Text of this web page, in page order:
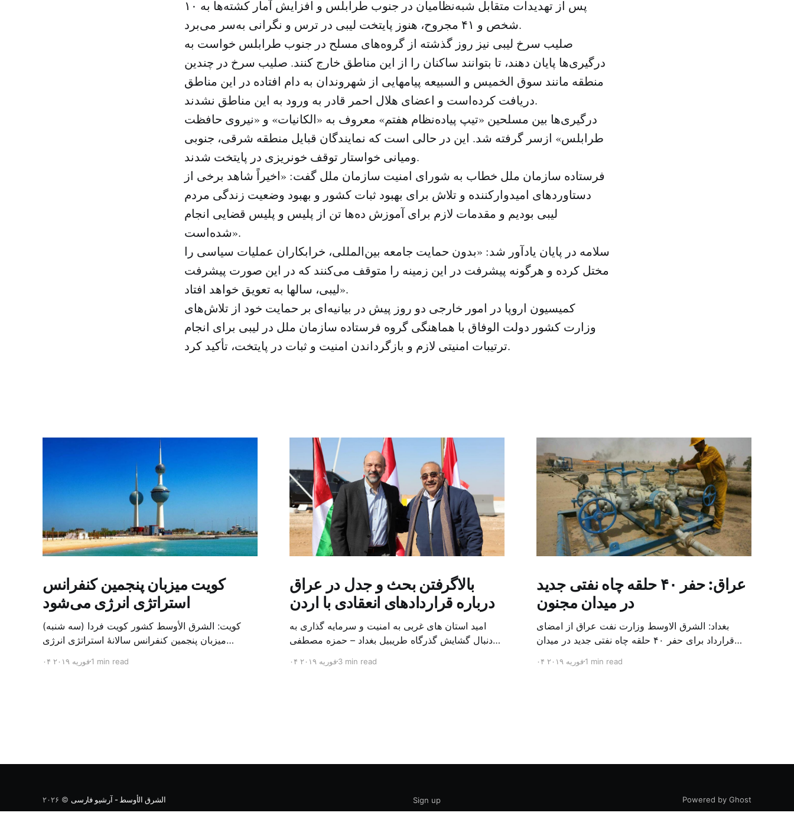
پس از تهدیدات متقابل شبه‌نظامیان در جنوب طرابلس و افزایش آمار کشته‌ها به ۱۰
شخص و ۴۱ مجروح، هنوز پایتخت لیبی در ترس و نگرانی به‌سر می‌برد.
صلیب سرخ لیبی نیز روز گذشته از گروه‌های مسلح در جنوب طرابلس خواست به
درگیری‌ها پایان دهند، تا بتوانند ساکنان را از این مناطق خارج کنند. صلیب سرخ در چندین
منطقه مانند سوق الخمیس و السبیعه پیامهایی از شهروندان به دام افتاده در این مناطق
دریافت کرده‌است و اعضای هلال احمر قادر به ورود به این مناطق نشدند.
درگیری‌ها بین مسلحین «تیپ پیاده‌نظام هفتم» معروف به «الکانیات» و «نیروی حافظت
طرابلس» ازسر گرفته شد. این در حالی است که نمایندگان قبایل منطقه شرقی، جنوبی
ومیانی خواستار توقف خونریزی در پایتخت شدند.
فرستاده سازمان ملل خطاب به شورای امنیت سازمان ملل گفت: «اخیراً شاهد برخی از
دستاوردهای امیدوارکننده و تلاش برای بهبود ثبات کشور و بهبود وضعیت زندگی مردم
لیبی بودیم و مقدمات لازم برای آموزش ده‌ها تن از پلیس و پلیس قضایی انجام
شده‌است».
سلامه در پایان یادآور شد: «بدون حمایت جامعه بین‌المللی، خرابکاران عملیات سیاسی را
مختل کرده و هرگونه پیشرفت در این زمینه را متوقف می‌کنند که در این صورت پیشرفت
لیبی، سالها به تعویق خواهد افتاد».
کمیسیون اروپا در امور خارجی دو روز پیش در بیانیه‌ای بر حمایت خود از تلاش‌های
وزارت کشور دولت الوفاق با هماهنگی گروه فرستاده سازمان ملل در لیبی برای انجام
ترتیبات امنیتی لازم و بازگرداندن امنیت و ثبات در پایتخت، تأکید کرد.
کویت میزبان پنجمین کنفرانس
استراتژی انرژی می‌شود
کویت: الشرق الأوسط کشور کویت فردا (سه شنبه)
میزبان پنجمین کنفرانس سالانهٔ استراتژی انرژی
الشرق الاوسط، حدود ۳۰۰ متخصص از شرکت‌های
۰۴ فوریه ۲۰۱۹1 min read
بالاگرفتن بحث و جدل در عراق
درباره قراردادهای انعقادی با اردن
امید استان های غربی به امنیت و سرمایه گذاری به
دنبال گشایش گذرگاه طریبیل بغداد – حمزه مصطفی
طریبیل توسط عادل عبد المهدی نخست وزیر عراق و
۰۴ فوریه ۲۰۱۹3 min read
عراق: حفر ۴۰ حلقه چاه نفتی جدید
در میدان مجنون
بغداد: الشرق الاوسط وزارت نفت عراق از امضای
قرارداد برای حفر ۴۰ حلقه چاه نفتی جدید در میدان
محمد خضیر مدعامل شرکت حفاری عراق روز یکشنبه
۰۴ فوریه ۲۰۱۹1 min read
الشرق الأوسط - آرشیو فارسی © ۲۰۲۶ Sign up Powered by Ghost